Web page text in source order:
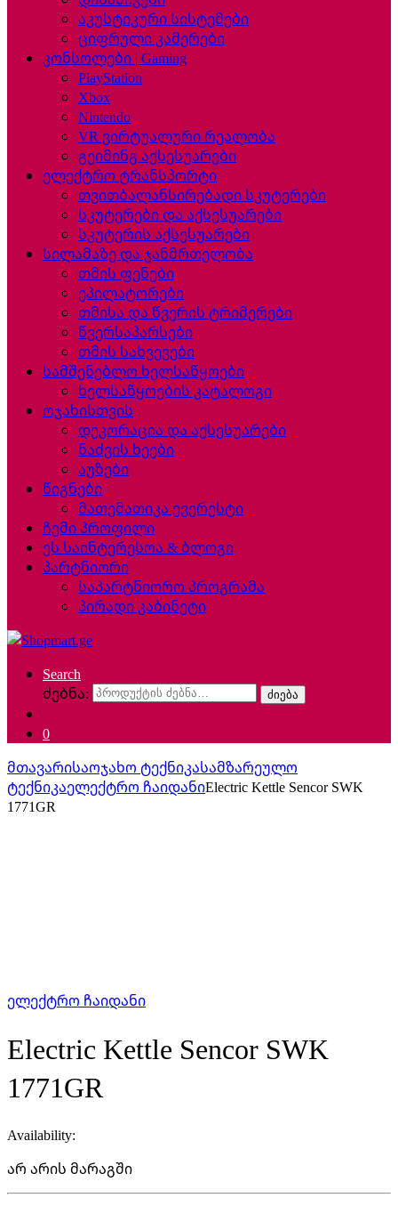
აკუსტიკური სისტემები
ციფრული კამერები
კონსოლები | Gaming
PlayStation
Xbox
Nintendo
VR ვირტუალური რეალობა
გეიმინგ აქსესუარები
ელექტრო ტრანსპორტი
თვითბალანსირებადი სკუტერები
სკუტერები და აქსესუარები
სკუტერის აქსესუარები
სილამაზე და ჯანმრთელობა
თმის ფენები
ეპილატორები
თმისა და წვერის ტრიმერები
წვერსაპარსები
თმის სახვევები
სამშენებლო ხელსაწყოები
ხელსაწყოების კატალოგი
ოჯახისთვის
დეკორაცია და აქსესუარები
ნაძვის ხეები
აუზები
წიგნები
მათემათიკა ევერესტი
ჩემი პროფილი
ეს საინტერესოა & ბლოგი
პარტნიორი
საპარტნიორო პროგრამა
პირადი კაბინეტი
Search
ძებნა:
ძიება
0
მთავარისაოჯახო ტექნიკასამზარეულო
ტექნიკაელექტრო ჩაიდანიElectric Kettle Sencor SWK
1771GR
ელექტრო ჩაიდანი
Electric Kettle Sencor SWK
1771GR
Availability:
არ არის მარაგში